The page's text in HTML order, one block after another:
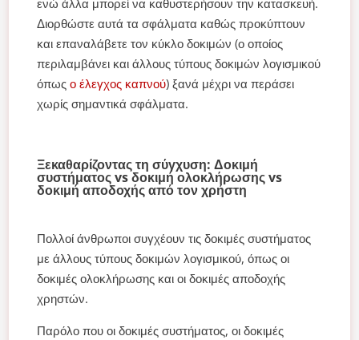
ενώ άλλα μπορεί να καθυστερήσουν την κατασκευή.
Διορθώστε αυτά τα σφάλματα καθώς προκύπτουν
και επαναλάβετε τον κύκλο δοκιμών (ο οποίος
περιλαμβάνει και άλλους τύπους δοκιμών λογισμικού
όπωςο έλεγχος καπνού) ξανά μέχρι να περάσει
χωρίς σημαντικά σφάλματα.
Ξεκαθαρίζοντας τη σύγχυση: Δοκιμή
συστήματος vs δοκιμή ολοκλήρωσης vs
δοκιμή αποδοχής από τον χρήστη
Πολλοί άνθρωποι συγχέουν τις δοκιμές συστήματος
με άλλους τύπους δοκιμών λογισμικού, όπως οι
δοκιμές ολοκλήρωσης και οι δοκιμές αποδοχής
χρηστών.
Παρόλο που οι δοκιμές συστήματος, οι δοκιμές